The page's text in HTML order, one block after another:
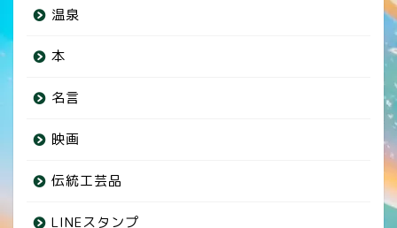
温泉
本
名言
映画
伝統工芸品
LINEスタンプ